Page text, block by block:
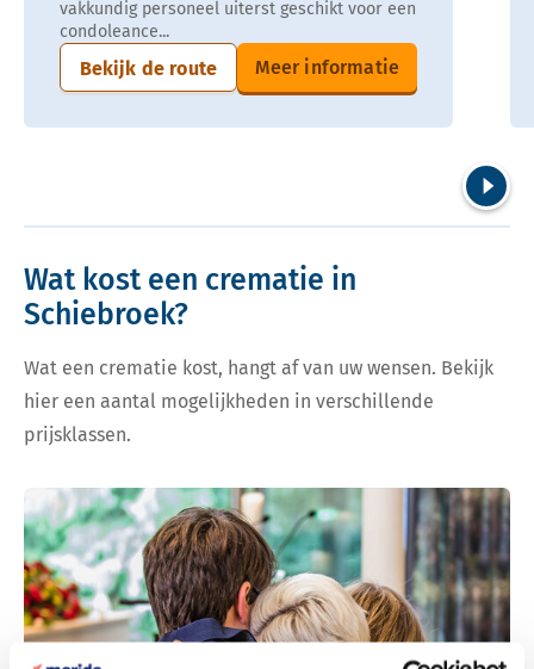
vakkundig personeel uiterst geschikt voor een
condoleance...
Bekijk de route Meer informatie
Wat kost een crematie in
Schiebroek?
Wat een crematie kost, hangt af van uw wensen. Bekijk
hier een aantal mogelijkheden in verschillende
prijsklassen.
Bekijk tarieven voor crematie